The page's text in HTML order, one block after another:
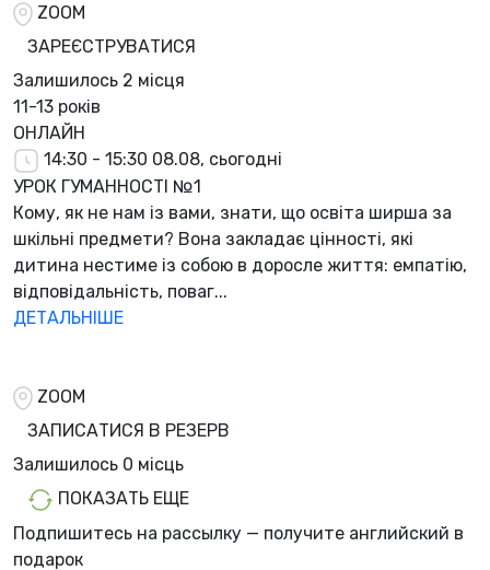
ZOOM
ЗАРЕЄСТРУВАТИСЯ
Залишилось 2 місця
11-13 років
ОНЛАЙН
14:30 - 15:30 08.08, сьогодні
УРОК ГУМАННОСТІ №1
Кому, як не нам із вами, знати, що освіта ширша за
шкільні предмети? Вона закладає цінності, які
дитина нестиме із собою в доросле життя: емпатію,
відповідальність, поваг...
ДЕТАЛЬНІШЕ
ZOOM
ЗАПИСАТИСЯ В РЕЗЕРВ
Залишилось 0 місць
ПОКАЗАТЬ ЕЩЕ
Подпишитесь на рассылку — получите английский в
подарок